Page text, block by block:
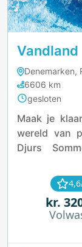
Vandland
Denemarken,
6606 km
gesloten
Maak je
wereld van
Djurs
Als het
binnen
glijbanen,
kr.